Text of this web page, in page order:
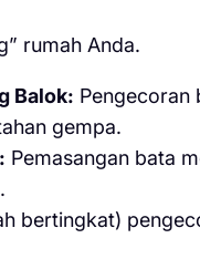
rumah Anda.
Balok: Pengecoran
gempa.
Pemasangan bata
bertingkat)